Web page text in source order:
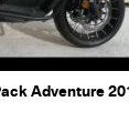
Adventure